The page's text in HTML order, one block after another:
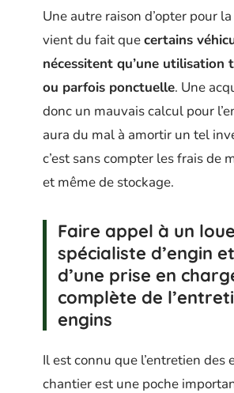
Une autre raison d’opter pour
vient du fait quecertains
nécessitent qu’une utilisation
ou parfois ponctuelle. Une
donc un mauvais calcul pour
aura du mal à amortir un tel
c’est sans compter les frais de
et même de stockage.
Faire appel à un
spécialiste d’engin
d’une prise en
complète de
engins
Il est connu que l’entretien des
chantier est une poche